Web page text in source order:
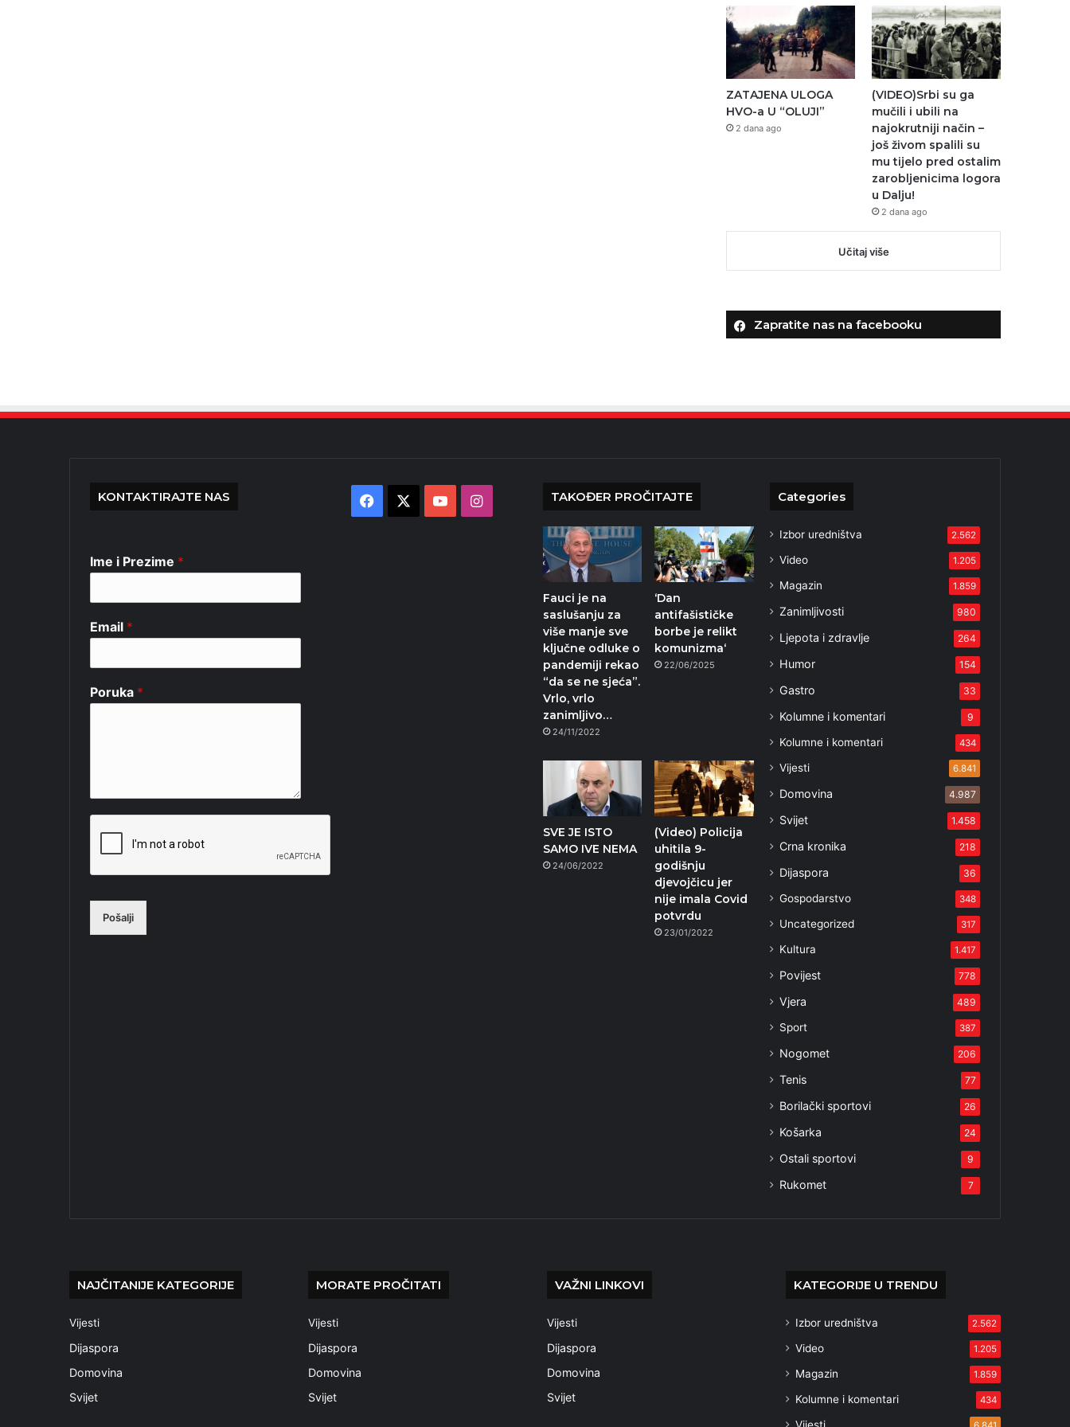
ZATAJENA ULOGA
HVO-a U “OLUJI”
2 dana ago
(VIDEO)Srbi su ga
mučili i ubili na
najokrutniji način –
još živom spalili su
mu tijelo pred ostalim
zarobljenicima logora
u Dalju!
2 dana ago
Učitaj više
Zapratite nas na facebooku
KONTAKTIRAJTE NAS
Ime i Prezime *
Email *
Poruka *
Pošalji
Facebook YouTubeInstagram TAKOĐER PROČITAJTE
Fauci je na
saslušanju za
više manje sve
ključne odluke o
pandemiji rekao
“da se ne sjeća”.
Vrlo, vrlo
zanimljivo…
24/11/2022
‘Dan
antifašističke
borbe je relikt
komunizma‘
22/06/2025
SVE JE ISTO
SAMO IVE NEMA
24/06/2022
(Video) Policija
uhitila 9-
godišnju
djevojčicu jer
nije imala Covid
potvrdu
23/01/2022
Categories
Izbor uredništva 2.562
Video 1.205
Magazin 1.859
Zanimljivosti 980
Ljepota i zdravlje 264
Humor 154
Gastro 33
Kolumne i komentari 9
Kolumne i komentari 434
Vijesti 6.841
Domovina 4.987
Svijet 1.458
Crna kronika 218
Dijaspora 36
Gospodarstvo 348
Uncategorized 317
Kultura 1.417
Povijest 778
Vjera 489
Sport 387
Nogomet 206
Tenis 77
Borilački sportovi 26
Košarka 24
Ostali sportovi 9
Rukomet 7
NAJČITANIJE KATEGORIJE
Vijesti
Dijaspora
Domovina
Svijet
MORATE PROČITATI
Vijesti
Dijaspora
Domovina
Svijet
VAŽNI LINKOVI
Vijesti
Dijaspora
Domovina
Svijet
KATEGORIJE U TRENDU
Izbor uredništva 2.562
Video 1.205
Magazin 1.859
Kolumne i komentari 434